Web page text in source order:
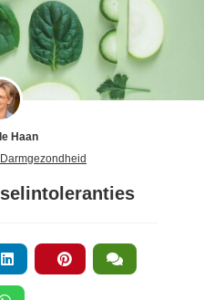
Haan
Darmgezondheid